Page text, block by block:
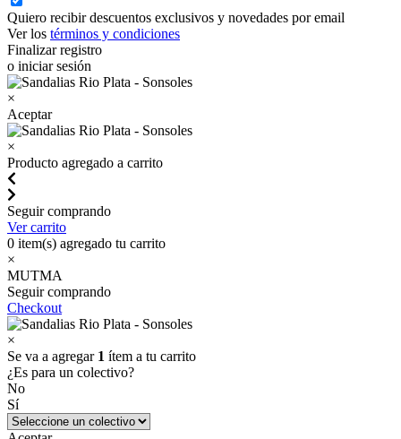
Quiero recibir descuentos exclusivos y novedades por email
Ver los términos y condiciones
Finalizar registro
o iniciar sesión
×
Aceptar
×
Producto agregado a carrito
Seguir comprando
Ver carrito
0 item(s) agregado tu carrito
×
MUTMA
Seguir comprando
Checkout
×
Se va a agregar 1 ítem a tu carrito
¿Es para un colectivo?
No
Sí